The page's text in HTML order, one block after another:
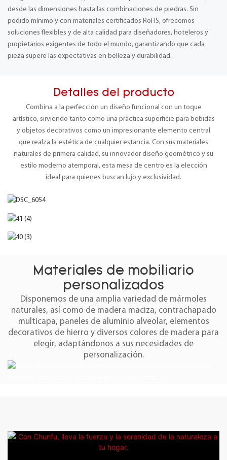
desde las dimensiones hasta las combinaciones de piedras. Sin
pedido mínimo y con materiales certificados RoHS, ofrecemos
soluciones flexibles y de alta calidad para diseñadores, hoteleros y
propietarios exigentes de todo el mundo, garantizando que cada
pieza supere las expectativas en belleza y durabilidad.
Detalles del producto
Combina a la perfección un diseño funcional con un toque
artístico, sirviendo tanto como una práctica superficie para bebidas
y objetos decorativos como un impresionante elemento central
que realza la estética de cualquier estancia. Con sus materiales
naturales de primera calidad, su innovador diseño geométrico y su
estilo moderno atemporal, esta mesa de centro es la elección
ideal para quienes buscan lujo y exclusividad.
Materiales de mobiliario
personalizados
Disponemos de una amplia variedad de mármoles
naturales, así como de madera maciza, contrachapado
multicapa, paneles de aluminio alveolar, elementos
decorativos de hierro y diversos colores de madera para
elegir, adaptándonos a sus necesidades de
personalización.